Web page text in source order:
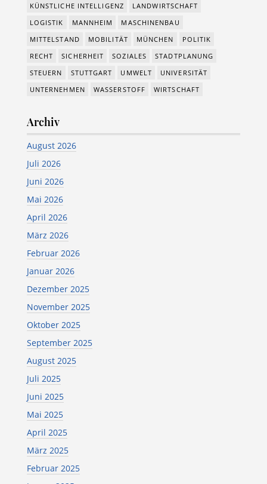
KÜNSTLICHE INTELLIGENZ
LANDWIRTSCHAFT
LOGISTIK
MANNHEIM
MASCHINENBAU
MITTELSTAND
MOBILITÄT MÜNCHEN
POLITIK
RECHT
SICHERHEIT SOZIALES
STADTPLANUNG
STEUERN
STUTTGART UMWELT
UNIVERSITÄT
UNTERNEHMEN
WASSERSTOFF WIRTSCHAFT
Archiv
August 2026
Juli 2026
Juni 2026
Mai 2026
April 2026
März 2026
Februar 2026
Januar 2026
Dezember 2025
November 2025
Oktober 2025
September 2025
August 2025
Juli 2025
Juni 2025
Mai 2025
April 2025
März 2025
Februar 2025